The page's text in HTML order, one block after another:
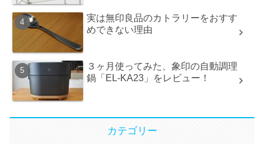
実は無印良品のカトラリーをおすす
めできない理由
３ヶ月使ってみた、象印の自動調理
鍋「EL-KA23」をレビュー！
カテゴリー